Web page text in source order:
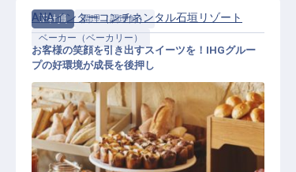
正社員
調理（調理師）
ベーカー（ベーカリー）
ANAインターコンチネンタル石垣リゾート
お客様の笑顔を引き出すスイーツを！IHGグルー
プの好環境が成長を後押し